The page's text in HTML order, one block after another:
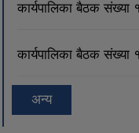
कार्यपालिका बैठक
कार्यपालिका बैठक
अन्य